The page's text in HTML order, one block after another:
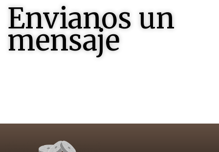
Envianos un
mensaje